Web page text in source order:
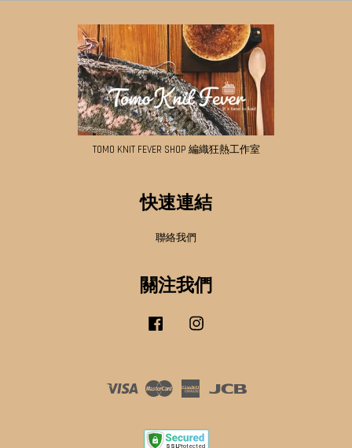
TOMO KNIT FEVER SHOP 編織狂熱工作室
快速連結
聯絡我們
關注我們
Facebook
Visa Master
American